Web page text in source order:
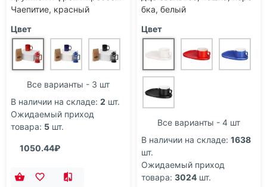
Чаепитие, красный
Цвет
Все варианты - 3 шт
В наличии на складе: 2 шт.
Ожидаемый приход
товара: 5 шт.
1050.44₽
бка, белый
Цвет
Все варианты - 4 шт
В наличии на складе: 1638
шт.
Ожидаемый приход
товара: 3024 шт.